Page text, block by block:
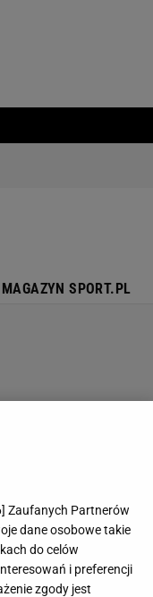
MAGAZYN SPORT.PL
] Zaufanych Partnerów
dane osobowe takie
do celów
i preferencji
zgody jest